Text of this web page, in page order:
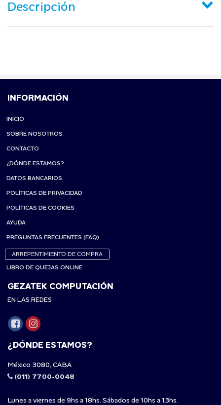
Descripción
INFORMACIÓN
INICIO
SOBRE NOSOTROS
CONTACTO
¿DÓNDE ESTAMOS?
DATOS BANCARIOS
POLÍTICAS DE PRIVACIDAD
POLÍTICAS DE COOKIES
AYUDA
PREGUNTAS FRECUENTES (FAQ)
ARREPENTIMIENTO DE COMPRA
LIBRO DE QUEJAS ONLINE
GEZATEK COMPUTACIÓN
EN LAS REDES
¿DÓNDE ESTAMOS?
México 3080, CABA
(011) 7700-0048
Lunes a viernes de 9hs a 18hs. Sábados de 10hs a 13hs.